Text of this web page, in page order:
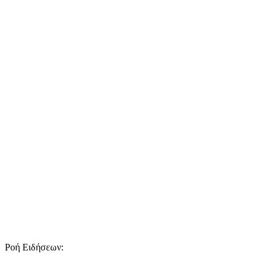
Ροή Ειδήσεων: